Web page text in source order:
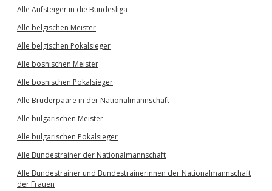
Alle Aufsteiger in die Bundesliga
Alle belgischen Meister
Alle belgischen Pokalsieger
Alle bosnischen Meister
Alle bosnischen Pokalsieger
Alle Brüderpaare in der Nationalmannschaft
Alle bulgarischen Meister
Alle bulgarischen Pokalsieger
Alle Bundestrainer der Nationalmannschaft
Alle Bundestrainer und Bundestrainerinnen der Nationalmannschaft
der Frauen